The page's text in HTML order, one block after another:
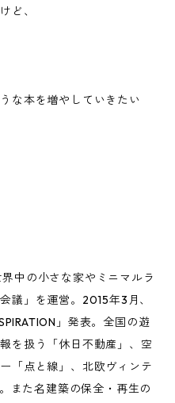
ど、
な本を増やしていきたい
中の小さな家やミニマルラ
議」を運営。2015年3月、
」発表。全国の遊
を扱う「休日不動産」、空
「点と線」、北欧ヴィンテ
また名建築の保全・再生の